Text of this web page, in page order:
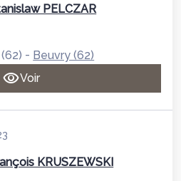
PELCZAR
- Beuvry (62)
Voir
KRUSZEWSKI